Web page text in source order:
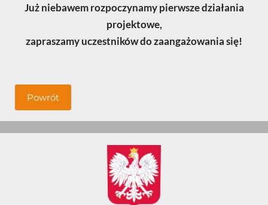
Już niebawem rozpoczynamy pierwsze działania
projektowe,
zapraszamy uczestników do zaangażowania się!
Powrót